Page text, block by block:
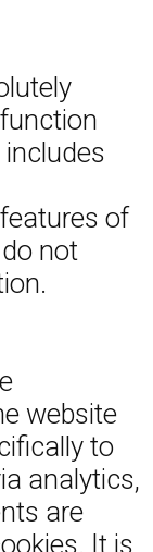
of
not
website
to
analytics,
are
It is